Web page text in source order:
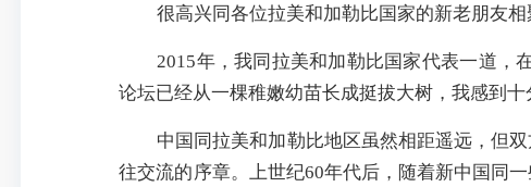
很高兴同各位拉美和加勒比国家的新老朋友
2015年，我同拉美和加勒比国家代表一道，
论坛已经从一棵稚嫩幼苗长成挺拔大树，我感到十
中国同拉美和加勒比地区虽然相距遥远，但
往交流的序章。上世纪60年代后，随着新中国同